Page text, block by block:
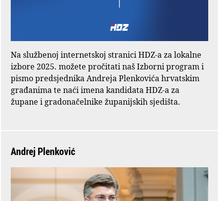
Na službenoj internetskoj stranici HDZ-a za lokalne
izbore 2025. možete pročitati naš Izborni program i
pismo predsjednika Andreja Plenkovića hrvatskim
građanima te naći imena kandidata HDZ-a za
župane i gradonačelnike županijskih sjedišta.
Andrej Plenković